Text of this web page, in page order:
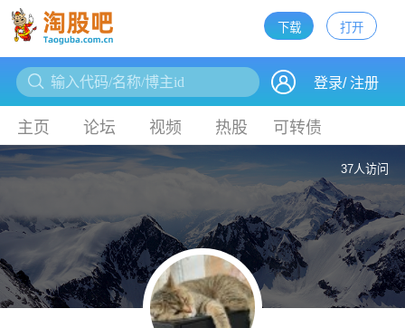
下载
登录/注册
主页 论坛 视频 热股 可转债
打开
下载
37人访问